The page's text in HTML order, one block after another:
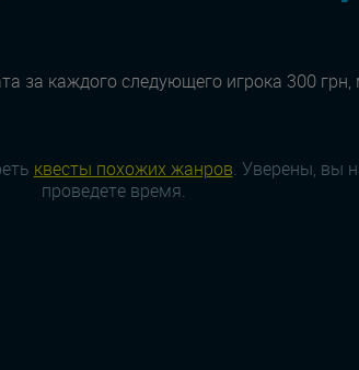
за каждого следующего игрока 300
квесты похожих жанров. Уверены, вы
проведете время.